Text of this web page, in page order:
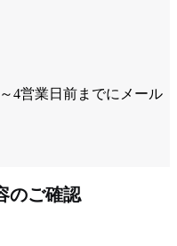
4営業日前までにメール
のご確認